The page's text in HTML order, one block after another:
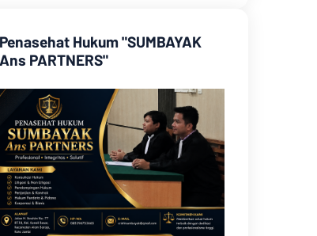
Penasehat Hukum "SUMBAYAK
Ans PARTNERS"